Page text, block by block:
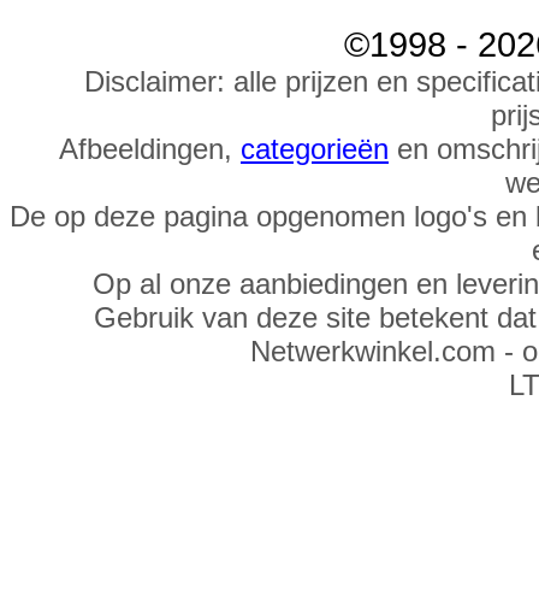
©1998 -
Disclaimer: alle prijzen en
Afbeeldingen, categorieën en
De op deze pagina opgenomen logo's
Op al onze aanbiedingen en
Gebruik van deze site betekent
Netwerkwinkel.com -